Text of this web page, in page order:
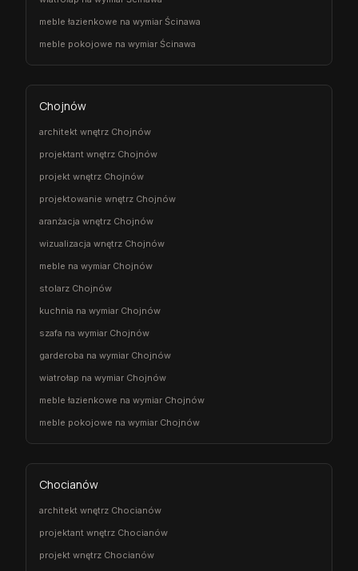
meble łazienkowe na wymiar Ścinawa
meble pokojowe na wymiar Ścinawa
Chojnów
architekt wnętrz Chojnów
projektant wnętrz Chojnów
projekt wnętrz Chojnów
projektowanie wnętrz Chojnów
aranżacja wnętrz Chojnów
wizualizacja wnętrz Chojnów
meble na wymiar Chojnów
stolarz Chojnów
kuchnia na wymiar Chojnów
szafa na wymiar Chojnów
garderoba na wymiar Chojnów
wiatrołap na wymiar Chojnów
meble łazienkowe na wymiar Chojnów
meble pokojowe na wymiar Chojnów
Chocianów
architekt wnętrz Chocianów
projektant wnętrz Chocianów
projekt wnętrz Chocianów